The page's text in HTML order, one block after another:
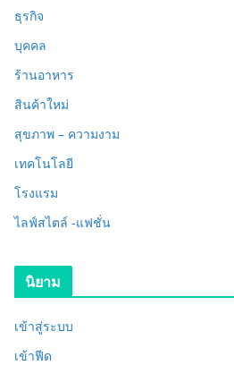
ธุรกิจ
บุคคล
ร้านอาหาร
สินค้าใหม่
สุขภาพ – ความงาม
เทคโนโลยี
โรงแรม
ไลฟ์สไตล์ -แฟชั่น
นิยาม
เข้าสู่ระบบ
เข้าฟีด